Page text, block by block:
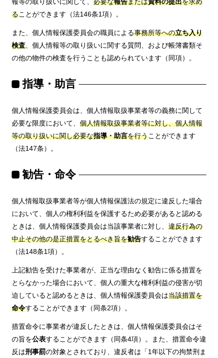
ることができます（法146条1項）。
また、個人情報保護委員会の職員による事務所等への立ち入り
検査 、個人情報等の取り扱いに関する質問、および帳簿書類そ
の他の物件の検査を行うことも認められています（同項）。
指導・助言
個人情報保護委員会は、個人情報取扱事業者等の義務に関して
必要な限度において、 個人情報取扱事業者等に対し、個人情報
等の取り扱いに関し必要な指導・助言を行うことができます
（法147条）。
勧告・命令
個人情報取扱事業者等が個人情報保護法の規定に違反した場合
において、個人の権利利益を保護するため必要があると認める
ときは、個人情報保護委員会は当該事業者に対し、 違反行為の
中止その他の是正措置をとるべき旨を勧告することができます
（法148条1項）。
上記勧告を受けた事業者が、正当な理由なく勧告に係る措置を
とらなかった場合において、個人の重大な権利利益の侵害が切
迫していると認めるときは、個人情報保護委員会は当該措置を
命令することができます（同条2項）。
措置命令に事業者が違反したときは、個人情報保護委員会はそ
の旨を公表することができます（同条4項）。また、措置命令違
反は刑事罰の対象とされており、違反者は「1年以下の拘禁刑ま